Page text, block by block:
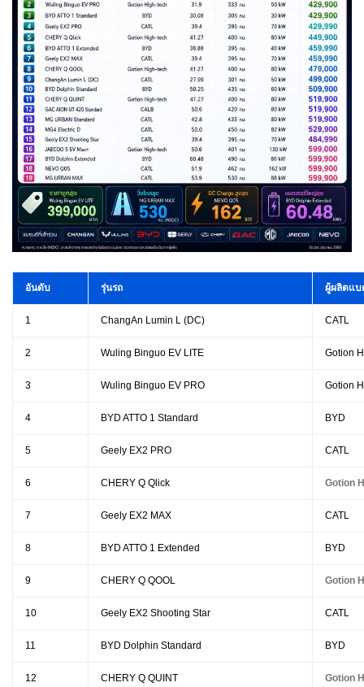
อันดับ รุ่นรถ ผู้ผลิตแบ
1 ChangAn Lumin L (DC) CATL
2 Wuling Binguo EV LITE Gotion
3 Wuling Binguo EV PRO Gotion
4 BYD ATTO 1 Standard BYD
5 Geely EX2 PRO CATL
6 CHERY Q Qlick Gotion
7 Geely EX2 MAX CATL
8 BYD ATTO 1 Extended BYD
9 CHERY Q QOOL Gotion
10 Geely EX2 Shooting Star CATL
11 BYD Dolphin Standard BYD
12 CHERY Q QUINT Gotion